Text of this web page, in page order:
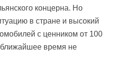
концерна. Но
в стране и высокий
с ценником от 100
время не